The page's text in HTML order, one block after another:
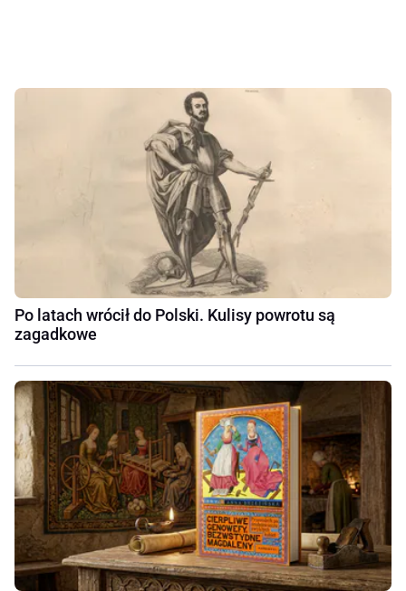
Po latach wrócił do Polski. Kulisy powrotu są
zagadkowe